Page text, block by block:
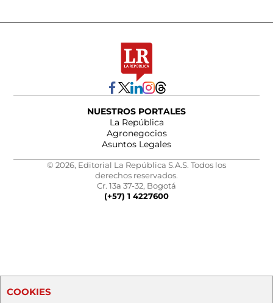
NUESTROS PORTALES
La República
Agronegocios
Asuntos Legales
© 2026, Editorial La República S.A.S. Todos los
derechos reservados.
Cr. 13a 37-32, Bogotá
(+57) 1 4227600
COOKIES